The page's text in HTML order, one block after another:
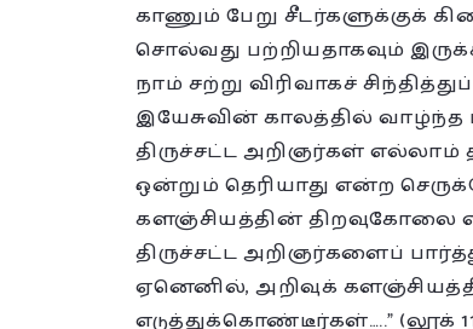
காணும் பேறு சீடர்களுக்குக்
சொல்வது பற்றியதாகவும்
நாம் சற்று விரிவாகச்
இயேசுவின் காலத்தில்
திருச்சட்ட அறிஞர்கள் எல்லாம்
ஒன்றும் தெரியாது என்ற
களஞ்சியத்தின் திறவுகோலை
திருச்சட்ட அறிஞர்களைப்
ஏனெனில், அறிவுக்
எடுத்துக்கொண்டீர்கள்…..” (லூக்